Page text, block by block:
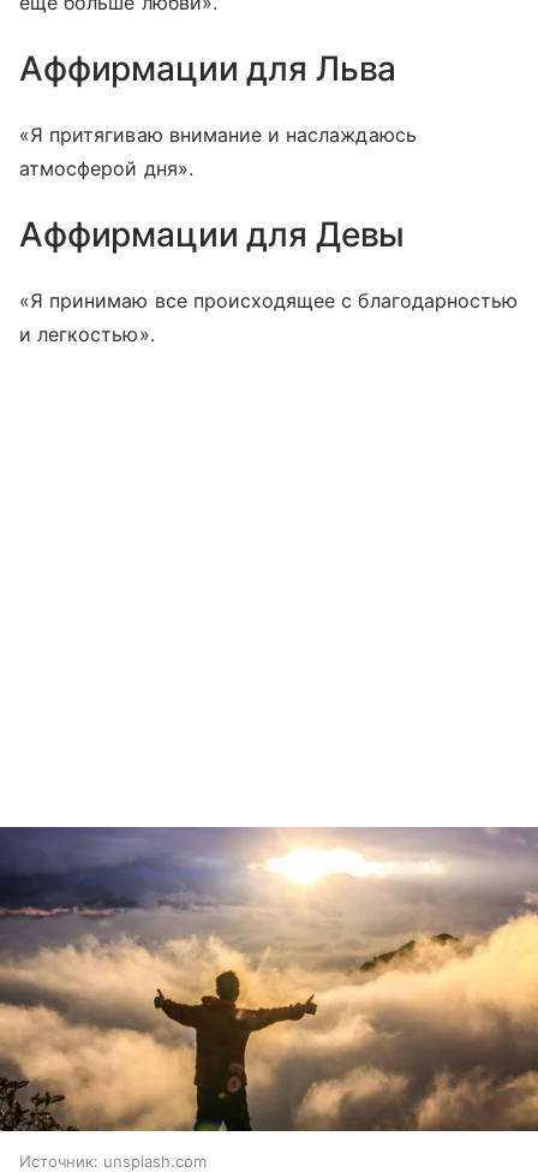
Аффирмации для Льва
«Я притягиваю внимание и наслаждаюсь
атмосферой дня».
Аффирмации для Девы
«Я принимаю все происходящее с благодарностью
и легкостью».
Источник: unsplash.com